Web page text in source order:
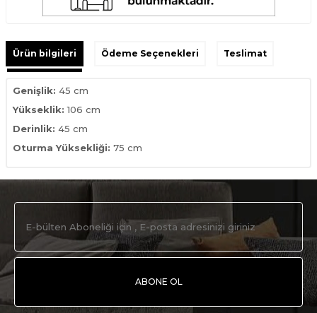
Ürün bilgileri Ödeme Seçenekleri Teslimat
Genişlik: 45 cm
Yükseklik: 106 cm
Derinlik: 45 cm
Oturma Yüksekliği: 75 cm
ABONE OL